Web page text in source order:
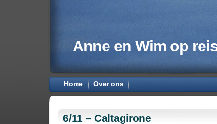
Anne en Wim op
Home Over ons
6/11 – Caltagirone